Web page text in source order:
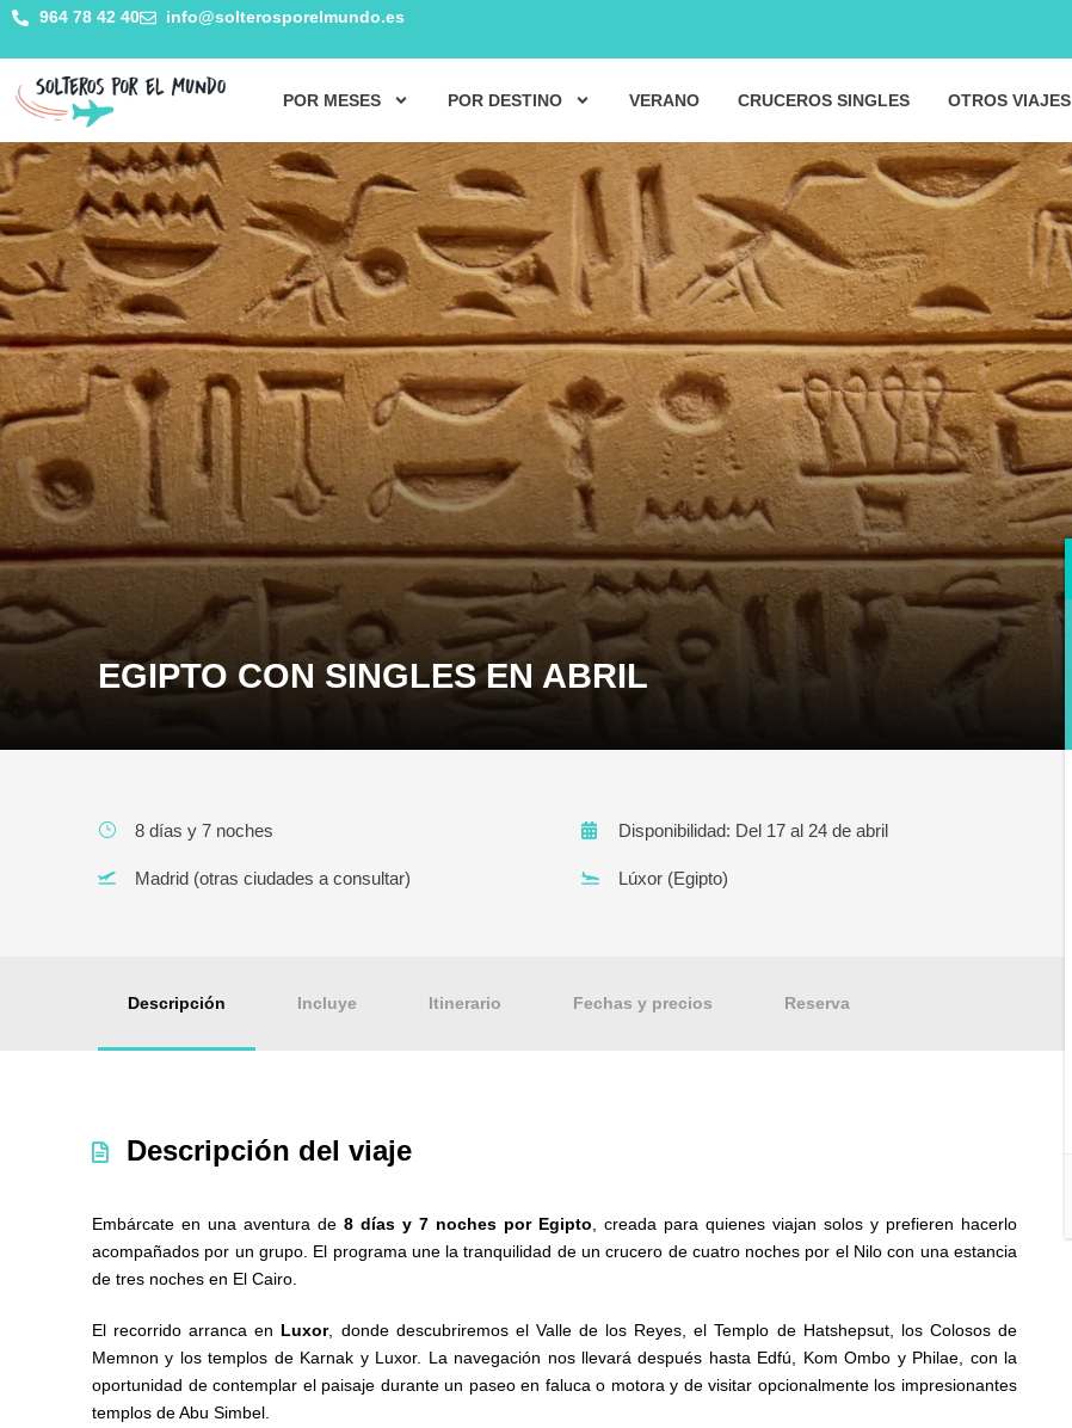
964 78 42 40 info@solterosporelmundo.es
POR MESES POR DESTINO VERANO CRUCEROS SINGLES OTROS VIAJES
EGIPTO CON SINGLES EN ABRIL
8 días y 7 noches Disponibilidad: Del 17 al 24 de abril
Madrid (otras ciudades a consultar) Lúxor (Egipto)
Descripción Incluye Itinerario Fechas y precios Reserva
Descripción del viaje
Embárcate en una aventura de 8 días y 7 noches por Egipto , creada para quienes viajan solos y prefieren hacerlo
acompañados por un grupo. El programa une la tranquilidad de un crucero de cuatro noches por el Nilo con una estancia
de tres noches en El Cairo.
El recorrido arranca en Luxor, donde descubriremos el Valle de los Reyes, el Templo de Hatshepsut, los Colosos de
Memnon y los templos de Karnak y Luxor. La navegación nos llevará después hasta Edfú, Kom Ombo y Philae, con la
oportunidad de contemplar el paisaje durante un paseo en faluca o motora y de visitar opcionalmente los impresionantes
templos de Abu Simbel.